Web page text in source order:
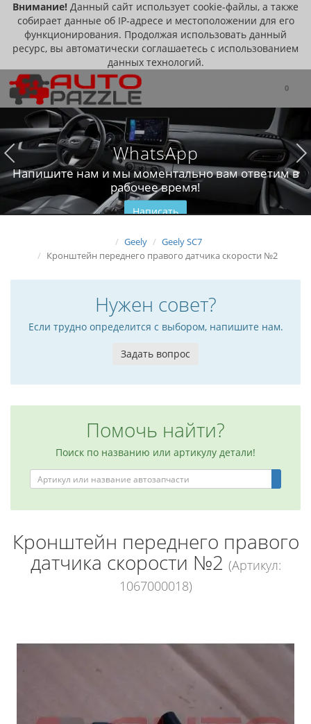
Внимание! Данный сайт использует cookie-файлы, а также
собирает данные об IP-адресе и местоположении для его
функционирования. Продолжая использовать данный
ресурс, вы автоматически соглашаетесь с использованием
данных технологий.
0
WhatsApp
Напишите нам и мы моментально вам ответим в
рабочее время!
Написать
Geely
Geely SC7
Кронштейн переднего правого датчика скорости №2
Нужен совет?
Если трудно определится с выбором, напишите нам.
Задать вопрос
Помочь найти?
Поиск по названию или артикулу детали!
Кронштейн переднего правого
датчика скорости №2 (Артикул:
1067000018)